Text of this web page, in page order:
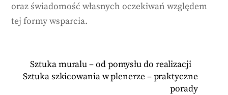
oraz świadomość własnych oczekiwań względem
tej formy wsparcia.
Sztuka muralu – od pomysłu do realizacji
Sztuka szkicowania w plenerze – praktyczne
porady